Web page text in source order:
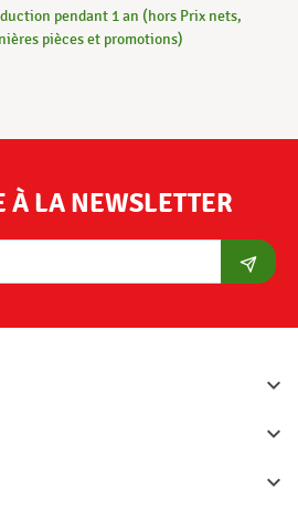
pendant 1 an (hors Prix nets,
pièces et promotions)
À LA NEWSLETTER


